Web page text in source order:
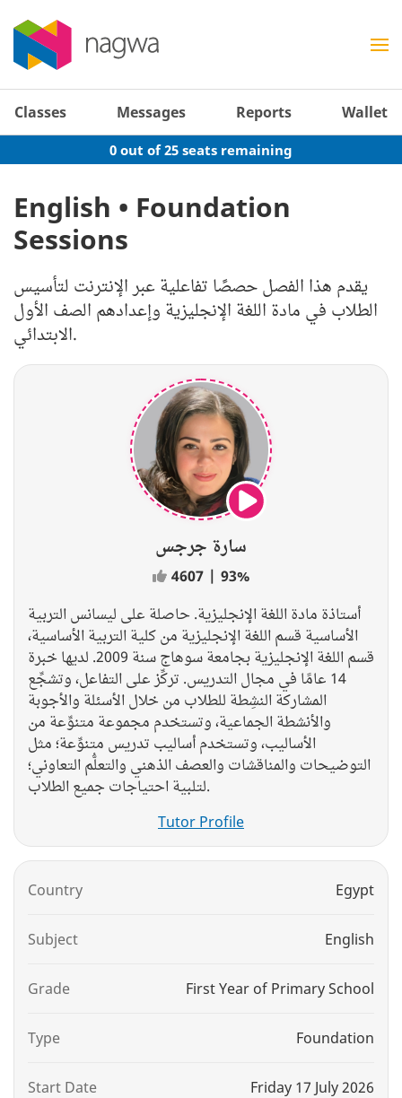
Classes Messages Reports Wallet
0 out of 25 seats remaining
English • Foundation
Sessions
يقدم هذا الفصل حصصًا تفاعلية عبر الإنترنت لتأسيس
الطلاب في مادة اللغة الإنجليزية وإعدادهم الصف الأول
الابتدائي.
سارة جرجس
4607 | 93%
أستاذة مادة اللغة الإنجليزية. حاصلة على ليسانس التربية
الأساسية قسم اللغة الإنجليزية من كلية التربية الأساسية،
قسم اللغة الإنجليزية بجامعة سوهاج سنة 2009. لديها خبرة
14 عامًا في مجال التدريس. تركِّز على التفاعل، وتشجِّع
المشاركة النشِطة للطلاب من خلال الأسئلة والأجوبة
والأنشطة الجماعية، وتستخدم مجموعة متنوِّعة من
الأساليب، وتستخدم أساليب تدريس متنوِّعة؛ مثل
التوضيحات والمناقشات والعصف الذهني والتعلُّم التعاوني؛
لتلبية احتياجات جميع الطلاب.
Tutor Profile
Country Egypt
Subject English
Grade First Year of Primary School
Type Foundation
Start Date Friday 17 July 2026